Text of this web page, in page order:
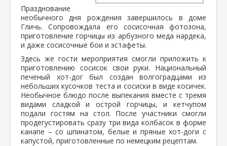
Празднование
необычного дня рождения завершилось в доме
Гличь. Сопровождала его сосисочная фотозона,
приготовление горчицы из арбузного меда нардека,
и даже сосисочные бои и эстафеты.
Здесь же гости мероприятия смогли приложить к
приготовлению сосисок свои руки. Национальный
печеный хот-дог был создан волгоградцами из
небольших кусочков теста и сосиски в виде косичек.
Необычное блюдо после выпекания вместе с тремя
видами сладкой и острой горчицы, и кетчупом
подали гостям на стол. После участники смогли
продегустировать сразу три вида колбасок в форме
канапе – со шпинатом, белые и пряные хот-доги с
капустой, приготовленные по немецким рецептам.